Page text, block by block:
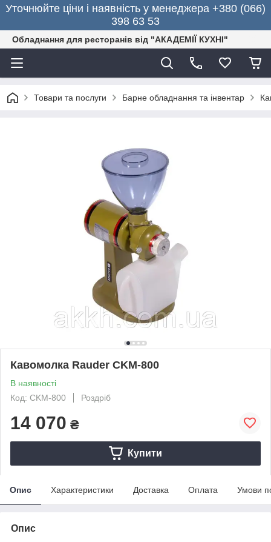
Уточнюйте ціни і наявність у менеджера +380 (066)
398 63 53
Обладнання для ресторанів від "АКАДЕМІЇ КУХНІ"
Товари та послуги Барне обладнання та інвентар
Кавомолка Rauder CKM-800
В наявності
Код: CKM-800
Роздріб
14 070 ₴
Купити
Опис Характеристики Доставка Оплата Умови
Опис